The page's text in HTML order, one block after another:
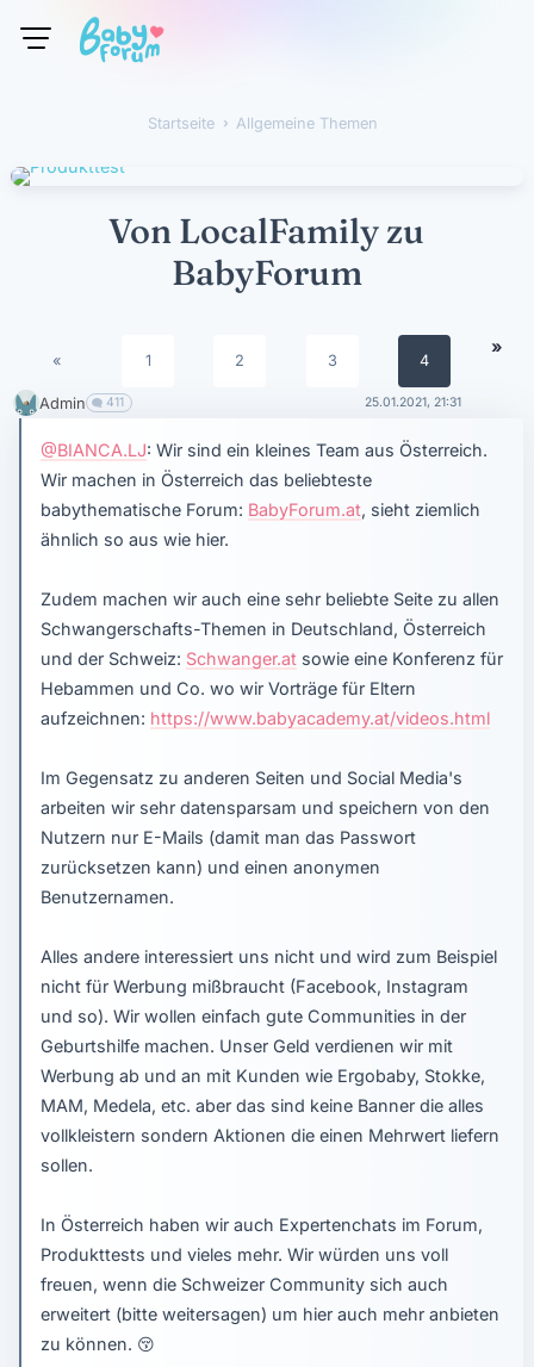
Startseite › Allgemeine Themen
Von LocalFamily zu
BabyForum
« 1 2 3 4
»
Admin 411 25.01.2021, 21:31
@BIANCA.LJ: Wir sind ein kleines Team aus Österreich.
Wir machen in Österreich das beliebteste
babythematische Forum: BabyForum.at, sieht ziemlich
ähnlich so aus wie hier.
Zudem machen wir auch eine sehr beliebte Seite zu allen
Schwangerschafts-Themen in Deutschland, Österreich
und der Schweiz: Schwanger.at sowie eine Konferenz für
Hebammen und Co. wo wir Vorträge für Eltern
aufzeichnen: https://www.babyacademy.at/videos.html
Im Gegensatz zu anderen Seiten und Social Media's
arbeiten wir sehr datensparsam und speichern von den
Nutzern nur E-Mails (damit man das Passwort
zurücksetzen kann) und einen anonymen
Benutzernamen.
Alles andere interessiert uns nicht und wird zum Beispiel
nicht für Werbung mißbraucht (Facebook, Instagram
und so). Wir wollen einfach gute Communities in der
Geburtshilfe machen. Unser Geld verdienen wir mit
Werbung ab und an mit Kunden wie Ergobaby, Stokke,
MAM, Medela, etc. aber das sind keine Banner die alles
vollkleistern sondern Aktionen die einen Mehrwert liefern
sollen.
In Österreich haben wir auch Expertenchats im Forum,
Produkttests und vieles mehr. Wir würden uns voll
freuen, wenn die Schweizer Community sich auch
erweitert (bitte weitersagen) um hier auch mehr anbieten
zu können. 😚